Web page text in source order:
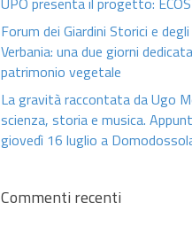
Forum dei Giardini Storici e
Verbania: una due giorni
patrimonio vegetale
La gravità raccontata da Ugo
scienza, storia e musica.
giovedì 16 luglio a
Commenti recenti